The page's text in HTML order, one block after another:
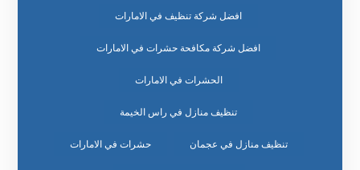
افضل شركة تنظيف في الامارات
افضل شركة مكافحة حشرات في الامارات
الحشرات في الامارات
تنظيف منازل في راس الخيمة
تنظيف منازل في عجمان حشرات في الامارات